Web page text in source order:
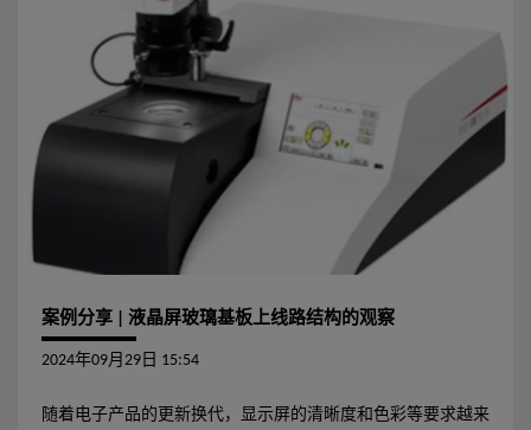
的特点，镶卡EM TXP也是一款可为离子束研磨技术和超薄切
片技术服务的高效的前制样工具。
案例分享 | 液晶屏玻璃基板上线路结构的观察
2024年09月29日 15:54
随着电子产品的更新换代，显示屏的清晰度和色彩等要求越来